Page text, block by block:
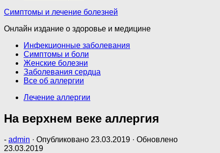
Симптомы и лечение болезней
Онлайн издание о здоровье и медицине
Инфекционные заболевания
Симптомы и боли
Женские болезни
Заболевания сердца
Все об аллергии
Лечение аллергии
На верхнем веке аллергия
- admin · Опубликовано 23.03.2019 · Обновлено
23.03.2019